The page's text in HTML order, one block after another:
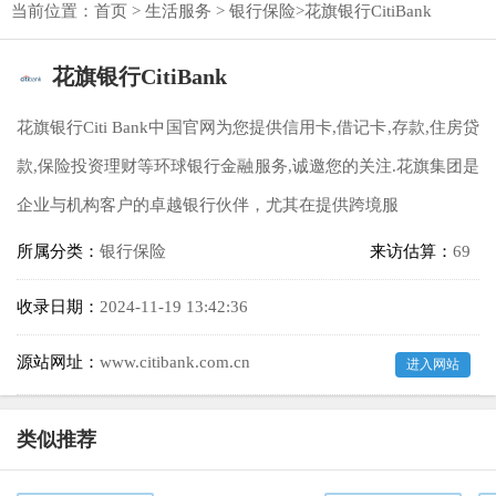
当前位置： 首页 > 生活服务 > 银行保险>花旗银行CitiBank
花旗银行CitiBank
花旗银行Citi Bank中国官网为您提供信用卡,借记卡,存款,住房贷
款,保险投资理财等环球银行金融服务,诚邀您的关注.花旗集团是
企业与机构客户的卓越银行伙伴，尤其在提供跨境服
所属分类： 银行保险 来访估算： 69
收录日期： 2024-11-19 13:42:36
源站网址： www.citibank.com.cn 进入网站
类似推荐